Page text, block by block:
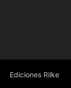
Ediciones Rilke